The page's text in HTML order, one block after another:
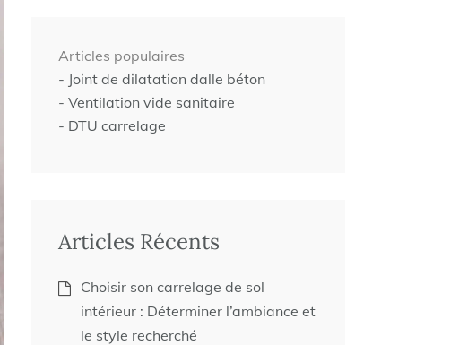
Articles populaires
- Joint de dilatation dalle béton
- Ventilation vide sanitaire
- DTU carrelage
Articles Récents
Choisir son carrelage de sol
intérieur : Déterminer l’ambiance et
le style recherché